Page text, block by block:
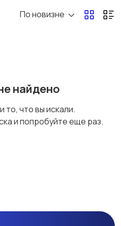
Добыча сырья,
По новизне
найдено
то, что вы искали.
и попробуйте еще раз.